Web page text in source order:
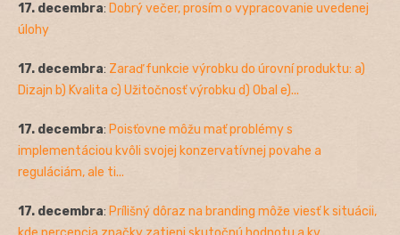
17. decembra: Dobrý večer, prosím o vypracovanie uvedenej
úlohy
17. decembra: Zaraď funkcie výrobku do úrovní produktu: a)
Dizajn b) Kvalita c) Užitočnosť výrobku d) Obal e)...
17. decembra: Poisťovne môžu mať problémy s
implementáciou kvôli svojej konzervatívnej povahe a
reguláciám, ale ti...
17. decembra: Prílišný dôraz na branding môže viesť k situácii,